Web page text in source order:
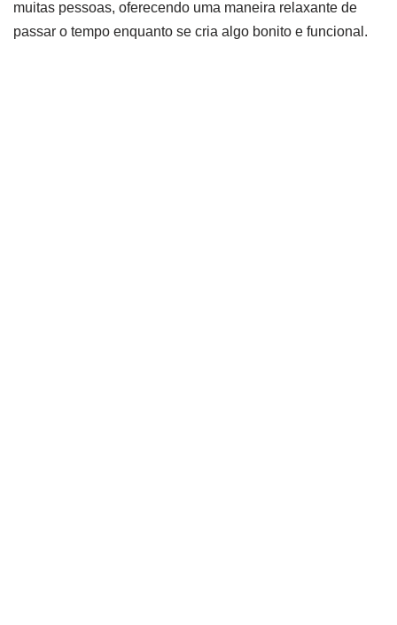
muitas pessoas, oferecendo uma maneira relaxante de
passar o tempo enquanto se cria algo bonito e funcional.